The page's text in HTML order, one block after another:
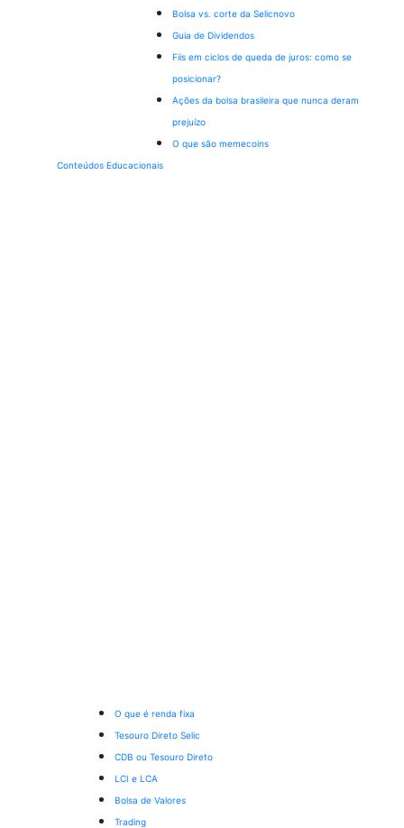
Bolsa vs. corte da Selicnovo
Guia de Dividendos
Fiis em ciclos de queda de juros: como se
posicionar?
Ações da bolsa brasileira que nunca deram
prejuízo
O que são memecoins
Conteúdos Educacionais
O que é renda fixa
Tesouro Direto Selic
CDB ou Tesouro Direto
LCI e LCA
Bolsa de Valores
Trading